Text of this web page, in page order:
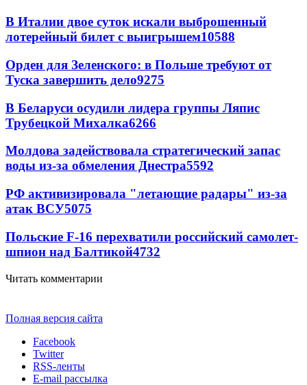
В Италии двое суток искали выброшенный
лотерейный билет с выигрышем10588
Орден для Зеленского: в Польше требуют от
Туска завершить дело9275
В Беларуси осудили лидера группы Ляпис
Трубецкой Михалка6266
Молдова задействовала стратегический запас
воды из-за обмеления Днестра5592
РФ активизировала "летающие радары" из-за
атак ВСУ5075
Польские F-16 перехватили российский самолет-
шпион над Балтикой4732
Читать комментарии
Полная версия сайта
Facebook
Twitter
RSS-ленты
E-mail рассылка